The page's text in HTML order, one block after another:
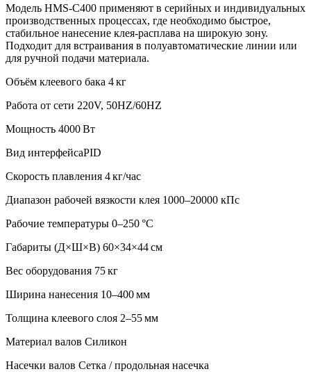
Модель HMS-C400 применяют в серийных и индивидуальных
производственных процессах, где необходимо быстрое,
стабильное нанесение клея-расплава на широкую зону.
Подходит для встраивания в полуавтоматические линии или
для ручной подачи материала.
Объём клеевого бака 4 кг
Работа от сети 220V, 50HZ/60HZ
Мощность 4000 Вт
Вид интерфейсаPID
Скорость плавления 4 кг/час
Диапазон рабочей вязкости клея 1000–20000 кПс
Рабочие температуры 0–250 °C
Габариты (Д×Ш×В) 60×34×44 см
Вес оборудования 75 кг
Ширина нанесения 10–400 мм
Толщина клеевого слоя 2–55 мм
Материал валов Силикон
Насечки валов Сетка / продольная насечка